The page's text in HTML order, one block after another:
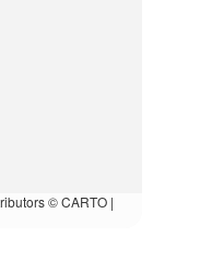
© CARTO |